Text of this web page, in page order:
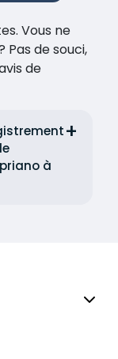
Vous ne
Pas de souci,
de
à